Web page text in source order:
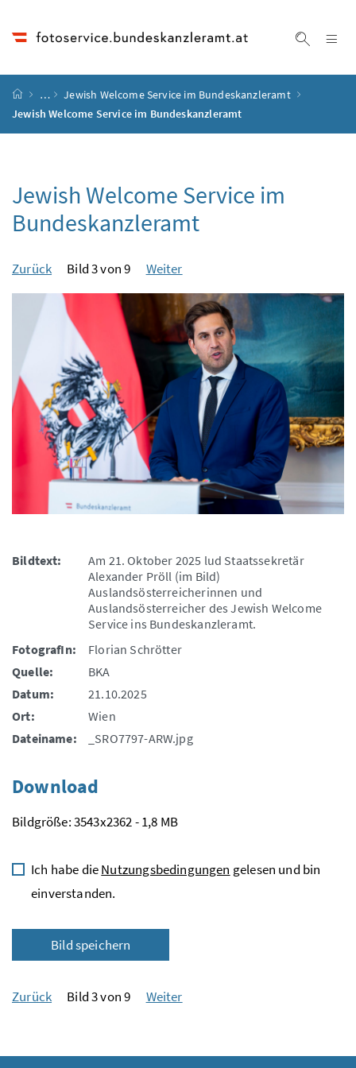
Startseite
…
Jewish Welcome Service im Bundeskanzleramt
Jewish Welcome Service im Bundeskanzleramt
Jewish Welcome Service im
Bundeskanzleramt
Zurück Bild 3 von 9 Weiter
Bildtext:
Am 21. Oktober 2025 lud Staatssekretär
Alexander Pröll (im Bild)
Auslandsösterreicherinnen und
Auslandsösterreicher des Jewish Welcome
Service ins Bundeskanzleramt.
FotografIn:
Florian Schrötter
Quelle:
BKA
Datum:
21.10.2025
Ort:
Wien
Dateiname:
_SRO7797-ARW.jpg
Download
Bildgröße: 3543x2362 - 1,8 MB
Ich habe dieNutzungsbedingungen gelesen und bin
einverstanden.
Bild speichern
Zurück Bild 3 von 9 Weiter